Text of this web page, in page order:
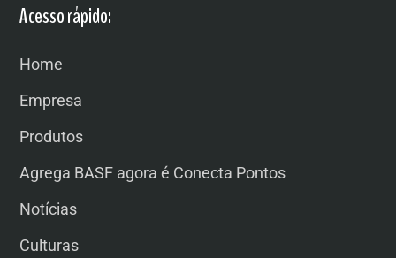
Acesso rápido:
Home
Empresa
Produtos
Agrega BASF agora é Conecta Pontos
Notícias
Culturas